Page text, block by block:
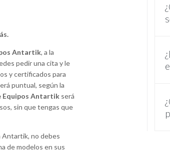
Antartik, a la
pedir una cita y le
y certificados para
puntual, según la
Equipos Antartik será
sin que tengas que
Antartik, no debes
de modelos en sus